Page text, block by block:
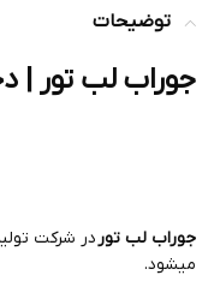
توضیحات
جوراب لب تور |
جوراب لب توردر شرکت
میشود.